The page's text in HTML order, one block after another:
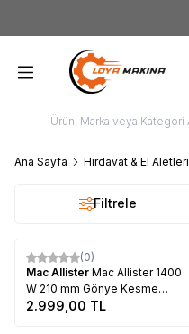
Ana Sayfa Hırdavat & El Aletleri
Filtrele
(0)
Mac Allister Mac Allister 1400
W 210 mm Gönye Kesme
Makinesi
2.999,00 TL